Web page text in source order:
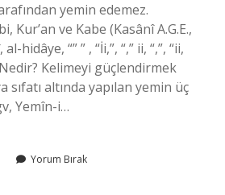
yemin edemez.
Kur’an ve Kabe (Kasânî A.G.E.,
hidâye, “” ” , “İi,”, “,” ii, “,”, “ii,
Kelimeyi güçlendirmek
sıfatı altında yapılan yemin üç
Yemîn-i…
Yorum Bırak